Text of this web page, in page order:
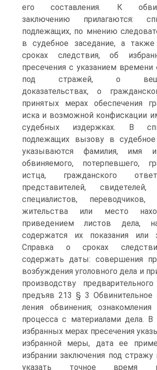
его составления. К
заключению прилагаются:
подлежащих, по мнению
в судебное заседание, а
сроках следствия, об
пресечения с указанием времени
под стражей, о
доказательствах, о
принятых мерах обеспечения
иска и возможной конфискации
судебных издержках. В
подлежащих вызову в судебное
указываются фамилия, имя
обвиняемого, потерпевшего,
истца, гражданского
представителей, свидетелей,
специалистов,
жительства или место
приведением листов дела,
содержатся их показания или
Справка о сроках
содержать даты: совершения
возбуждения уголовного дела и
производству
предъяв 213 § 3 Обвинительное
ления обвинения; ознакомления
процесса с материалами дела. В
избранных мерах пресечения
избранной меры, дата ее
избрании заключения под стражу
указать точное время